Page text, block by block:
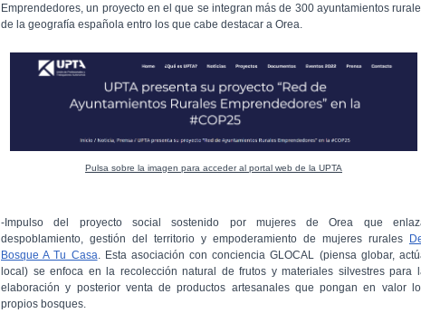
Emprendedores, un proyecto en el que se integran más de 300 ayuntamientos
de la geografía española entro los que cabe destacar a Orea.
Pulsa sobre la imagen para acceder al portal web de la UPTA
-Impulso del proyecto social sostenido por mujeres de Orea que
despoblamiento, gestión del territorio y empoderamiento de mujeres rurales
Bosque A Tu Casa. Esta asociación con conciencia GLOCAL (piensa globar,
local) se enfoca en la recolección natural de frutos y materiales silvestres para
elaboración y posterior venta de productos artesanales que pongan en valor
propios bosques.